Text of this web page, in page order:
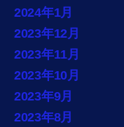
2024年1月
2023年12月
2023年11月
2023年10月
2023年9月
2023年8月